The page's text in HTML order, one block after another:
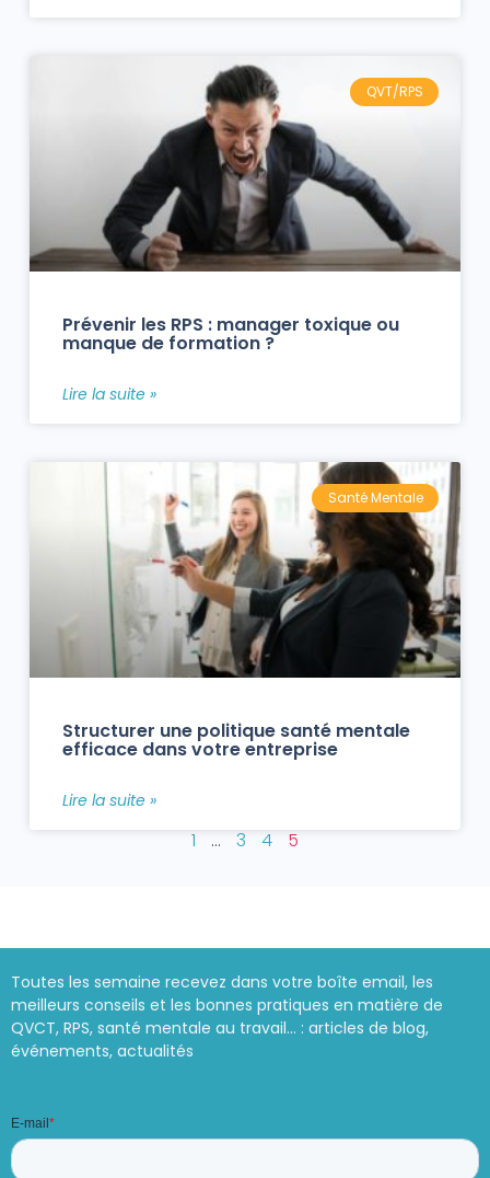
QVT/RPS
Prévenir les RPS : manager toxique ou
manque de formation ?
Lire la suite »
Santé Mentale
Structurer une politique santé mentale
efficace dans votre entreprise
Lire la suite »
1 … 3 4 5
Toutes les semaine recevez dans votre boîte email, les
meilleurs conseils et les bonnes pratiques en matière de
QVCT, RPS, santé mentale au travail… : articles de blog,
événements, actualités